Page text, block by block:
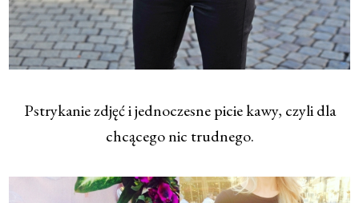
Pstrykanie zdjęć i jednoczesne picie kawy, czyli dla
chcącego nic trudnego.